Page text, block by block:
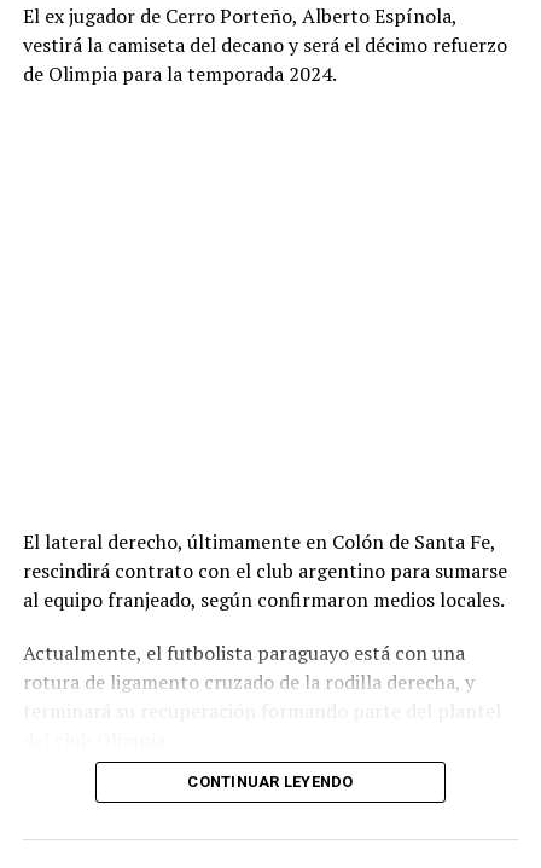
El ex jugador de Cerro Porteño, Alberto Espínola,
vestirá la camiseta del decano y será el décimo refuerzo
de Olimpia para la temporada 2024.
El lateral derecho, últimamente en Colón de Santa Fe,
rescindirá contrato con el club argentino para sumarse
al equipo franjeado, según confirmaron medios locales.
Actualmente, el futbolista paraguayo está con una
rotura de ligamento cruzado de la rodilla derecha, y
CONTINUAR LEYENDO